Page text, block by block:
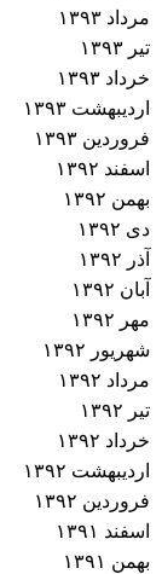
مرداد ۱۳۹۳
تیر ۱۳۹۳
خرداد ۱۳۹۳
اردیبهشت ۱۳۹۳
فروردین ۱۳۹۳
اسفند ۱۳۹۲
بهمن ۱۳۹۲
دی ۱۳۹۲
آذر ۱۳۹۲
آبان ۱۳۹۲
مهر ۱۳۹۲
شهریور ۱۳۹۲
مرداد ۱۳۹۲
تیر ۱۳۹۲
خرداد ۱۳۹۲
اردیبهشت ۱۳۹۲
فروردین ۱۳۹۲
اسفند ۱۳۹۱
بهمن ۱۳۹۱